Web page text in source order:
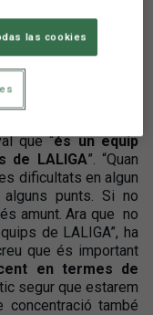
els mitjans de
prèvia a
el Levante UD
que “és un equip
de LALIGA”. “Quan
dificultats en algun
punts. Si no
amunt. Ara que no
de LALIGA”, ha
que és important
en termes de
segur que estarem
també
las cookies